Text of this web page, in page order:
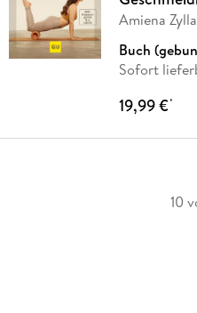
Amiena
Buch
Sofort
19,99 €*
10